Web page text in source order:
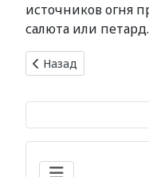
источников огня
салюта или петард.
Предыдущий:
Назад